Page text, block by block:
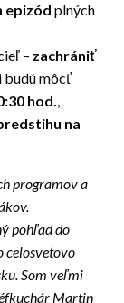
epizód plných
– zachrániť
budú môcť
hod.,
na
programov a
pohľad do
celosvetovo
Som veľmi
Martin